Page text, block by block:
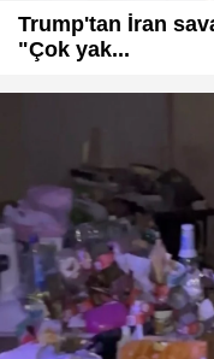
Trump'tan İran
"Çok yak...